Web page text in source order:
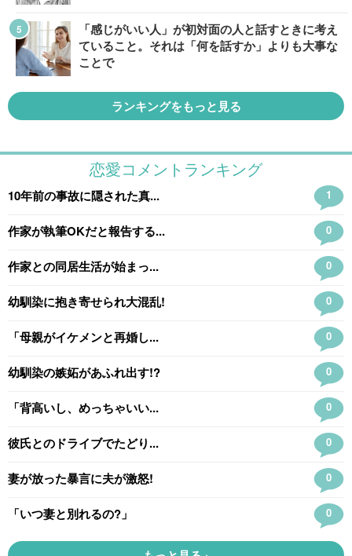
「感じがいい人」が初対面の人と話すときに考え
ていること。それは「何を話すか」よりも大事な
ことで
ランキングをもっと見る